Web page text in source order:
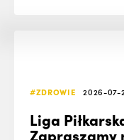
#ZDROWIE 2026-07-
Liga
Zapraszamy